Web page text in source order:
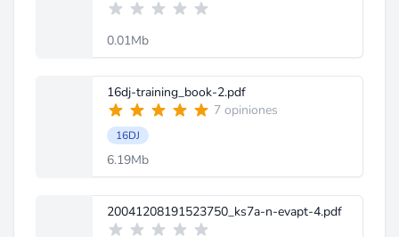
0.01Mb
16dj-training_book-2.pdf
7 opiniones
16DJ
6.19Mb
20041208191523750_ks7a-n-evapt-4.pdf